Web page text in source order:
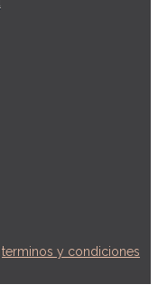
terminos y condiciones